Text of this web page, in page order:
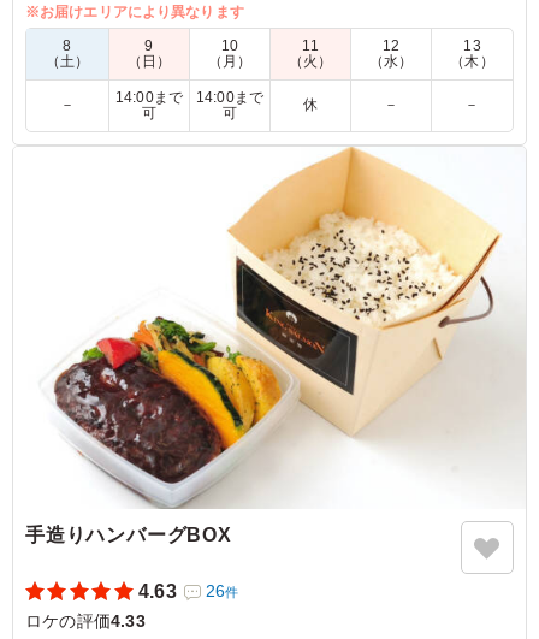
い和食の副菜も添えてあり、どなたにも好まれるお弁当です。
5.0
肉と魚を両方しっかり食べられるということで選びまし
た。 思ったとおりみんなも満足してくれて、美味しかっ
たよと喜んでもらえました。 ご飯の量もちょうど良く、
ぜんたいのボリュームもいいと思います。
ロケ・撮影›
2022/07/23
※お届けエリアにより異なります
8
（土）
9
（日）
10
（月）
11
（火）
12
（水）
13
（木）
－
14:00まで
可
14:00まで
可
休 － －
手造りハンバーグBOX
4.63 26件
ロケの評価4.33